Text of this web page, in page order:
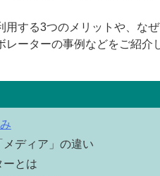
用する3つのメリットや、な
ーターの事例などをご紹介
メディア」の違い
ーとは